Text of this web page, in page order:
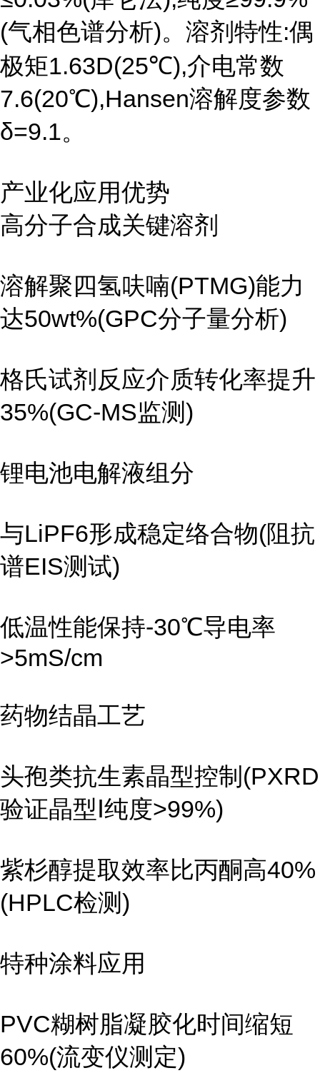
(气相色谱分析)。溶剂特性:偶
极矩1.63D(25℃),介电常数
7.6(20℃),Hansen溶解度参数
δ=9.1。
产业化应用优势
高分子合成关键溶剂
溶解聚四氢呋喃(PTMG)能力
达50wt%(GPC分子量分析)
格氏试剂反应介质转化率提升
35%(GC-MS监测)
锂电池电解液组分
与LiPF6形成稳定络合物(阻抗
谱EIS测试)
低温性能保持-30℃导电率
>5mS/cm
药物结晶工艺
头孢类抗生素晶型控制(PXRD
验证晶型Ⅰ纯度>99%)
紫杉醇提取效率比丙酮高40%
(HPLC检测)
特种涂料应用
PVC糊树脂凝胶化时间缩短
60%(流变仪测定)